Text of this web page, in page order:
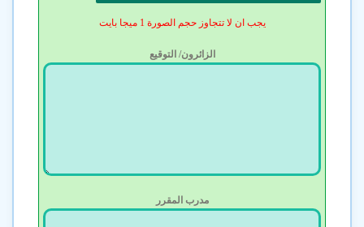
يجب ان لا تتجاوز حجم الصورة 1 ميجا بايت
الزائرون/ التوقيع
مدرب المقرر